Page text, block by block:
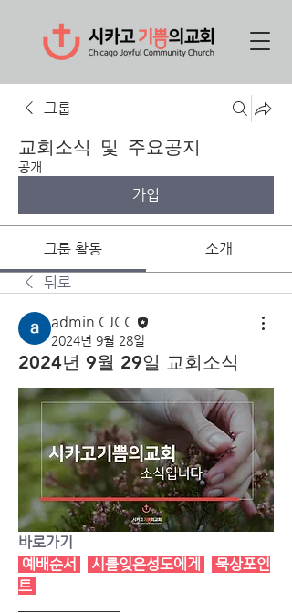
그룹
교회소식 및 주요공지
공개
가입
그룹 활동
소개
뒤로
admin CJCC
2024년 9월 28일
2024년 9월 29일 교회소식
바로가기
예배순서
시를잊은성도에게
묵상포인
트